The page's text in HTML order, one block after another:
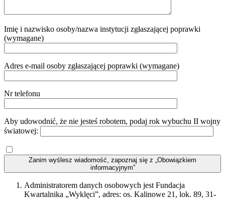
Imię i nazwisko osoby/nazwa instytucji zgłaszającej poprawki
(wymagane)
Adres e-mail osoby zgłaszającej poprawki (wymagane)
Nr telefonu
Aby udowodnić, że nie jesteś robotem, podaj rok wybuchu II wojny
światowej:
Zanim wyślesz wiadomość, zapoznaj się z „Obowiązkiem
informacyjnym”
Administratorem danych osobowych jest Fundacja
Kwartalnika „Wyklęci”, adres: os. Kalinowe 21, lok. 89, 31-